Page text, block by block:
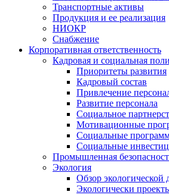
Транспортные активы
Продукция и ее реализация
НИОКР
Снабжение
Корпоративная ответственность
Кадровая и социальная
Приоритеты развития
Кадровый состав
Привлечение
Развитие персонала
Социальное
Мотивационные
Социальные
Социальные
Промышленная
Экология
Обзор экологической
Экологически